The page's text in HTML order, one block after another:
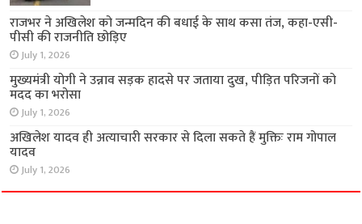
राजभर ने अखिलेश को जन्मदिन की बधाई के साथ कसा तंज, कहा-एसी-
पीसी की राजनीति छोड़िए
July 1, 2026
मुख्यमंत्री योगी ने उन्नाव सड़क हादसे पर जताया दुख, पीड़ित परिजनों को
मदद का भरोसा
July 1, 2026
अखिलेश यादव ही अत्याचारी सरकार से दिला सकते हैं मुक्तिः राम गोपाल
यादव
July 1, 2026